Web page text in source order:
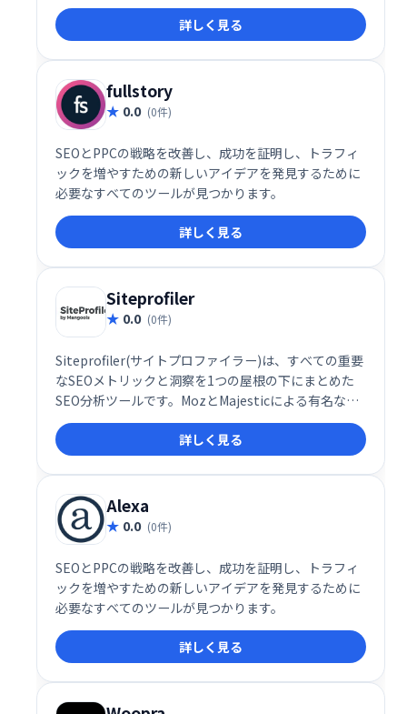
詳しく見る
fullstory
0.0 (0件)
SEOとPPCの戦略を改善し、成功を証明し、トラフィ
ックを増やすための新しいアイデアを発見するために
必要なすべてのツールが見つかります。
詳しく見る
Siteprofiler
0.0 (0件)
Siteprofiler(サイトプロファイラー)は、すべての重要
なSEOメトリックと洞察を1つの屋根の下にまとめた
SEO分析ツールです。MozとMajesticによる有名な
SEOメトリックを使用して、Webサイトの権限と信頼
性を確認します。ウェブサイトの人気を確認できるよ
うに、Alexa RankとFacebookの共有が含まれていま
す?。
詳しく見る
Alexa
0.0 (0件)
SEOとPPCの戦略を改善し、成功を証明し、トラフィ
ックを増やすための新しいアイデアを発見するために
必要なすべてのツールが見つかります。
詳しく見る